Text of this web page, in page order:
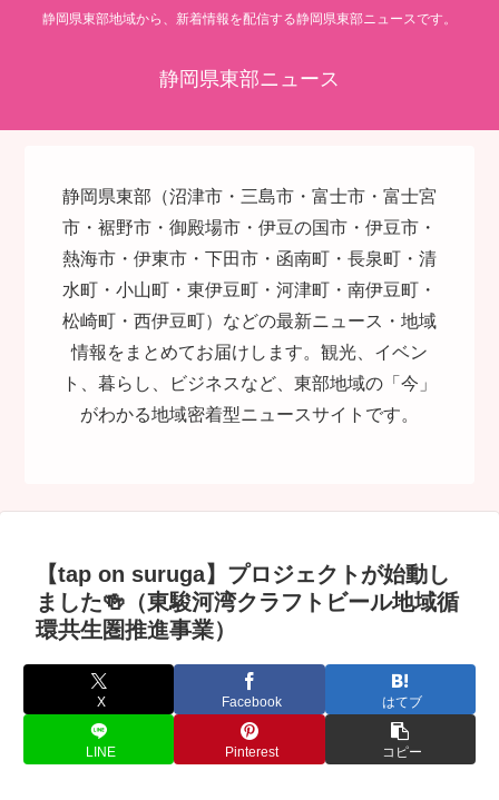
静岡県東部地域から、新着情報を配信する静岡県東部ニュースです。
静岡県東部ニュース
静岡県東部（沼津市・三島市・富士市・富士宮
市・裾野市・御殿場市・伊豆の国市・伊豆市・
熱海市・伊東市・下田市・函南町・長泉町・清
水町・小山町・東伊豆町・河津町・南伊豆町・
松崎町・西伊豆町）などの最新ニュース・地域
情報をまとめてお届けします。観光、イベン
ト、暮らし、ビジネスなど、東部地域の「今」
がわかる地域密着型ニュースサイトです。
【tap on suruga】プロジェクトが始動し
ました🍻（東駿河湾クラフトビール地域循
環共生圏推進事業）
X Facebook はてブ
LINE Pinterest コピー